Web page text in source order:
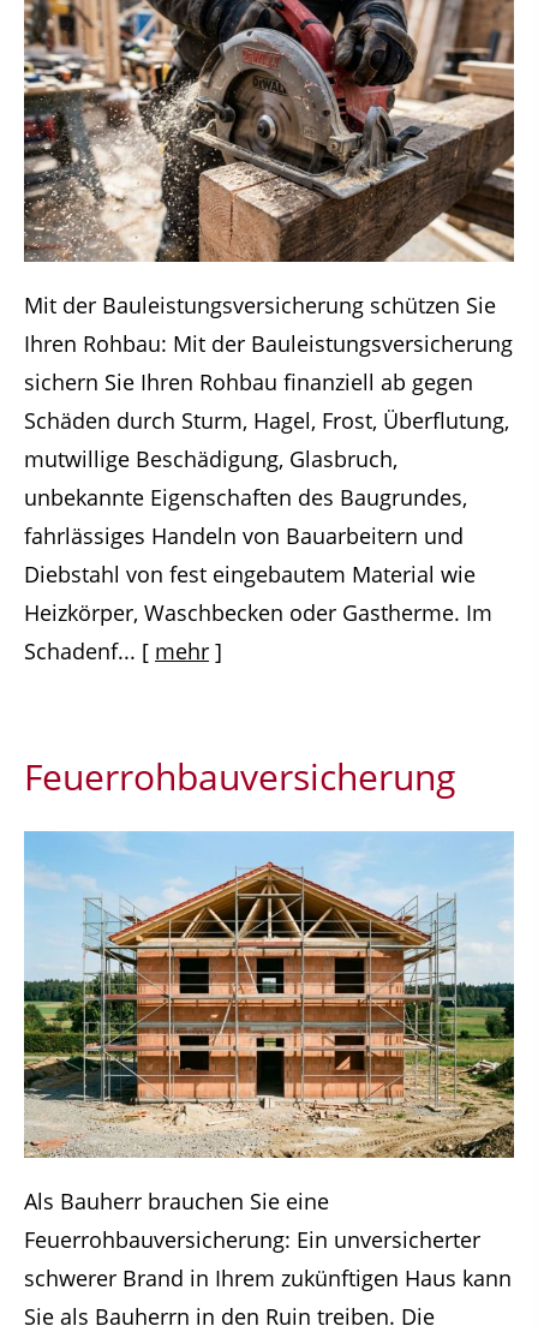
Mit der Bauleistungsversicherung schützen Sie
Ihren Rohbau: Mit der Bauleistungsversicherung
sichern Sie Ihren Rohbau finanziell ab gegen
Schäden durch Sturm, Hagel, Frost, Überflutung,
mutwillige Beschädigung, Glasbruch,
unbekannte Eigenschaften des Baugrundes,
fahrlässiges Handeln von Bauarbeitern und
Diebstahl von fest eingebautem Material wie
Heizkörper, Waschbecken oder Gastherme. Im
Schadenf... [ mehr ]
Feuerrohbauversicherung
Als Bauherr brauchen Sie eine
Feuerrohbauversicherung: Ein unversicherter
schwerer Brand in Ihrem zukünftigen Haus kann
Sie als Bauherrn in den Ruin treiben. Die